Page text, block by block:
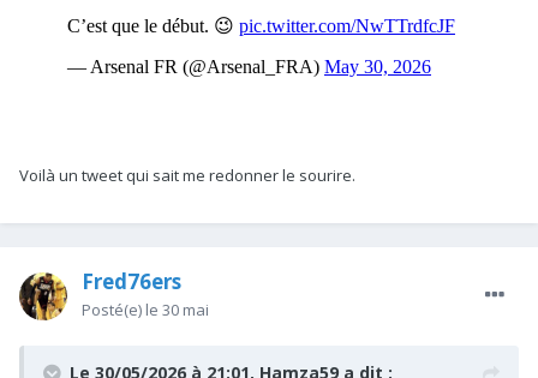
Voilà un tweet qui sait me redonner le sourire.
Fred76ers
Posté(e) le 30 mai
Le 30/05/2026 à 21:01, Hamza59 a dit :